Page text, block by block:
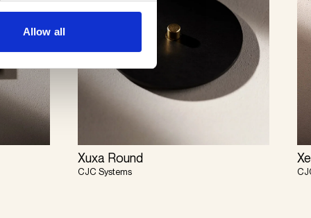
Allow all
Xuxa Round
CJC Systems